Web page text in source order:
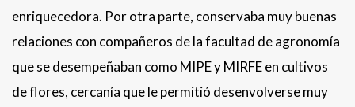
enriquecedora. Por otra parte, conservaba muy buenas
relaciones con compañeros de la facultad de agronomía
que se desempeñaban como MIPE y MIRFE en cultivos
de flores, cercanía que le permitió desenvolverse muy